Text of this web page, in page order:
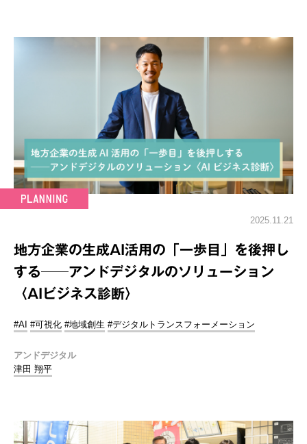
2025.11.21
地方企業の生成AI活用の「一歩目」を後押し
する──アンドデジタルのソリューション
〈AIビジネス診断〉
#AI #可視化 #地域創生 #デジタルトランスフォーメーション
アンドデジタル
津田 翔平